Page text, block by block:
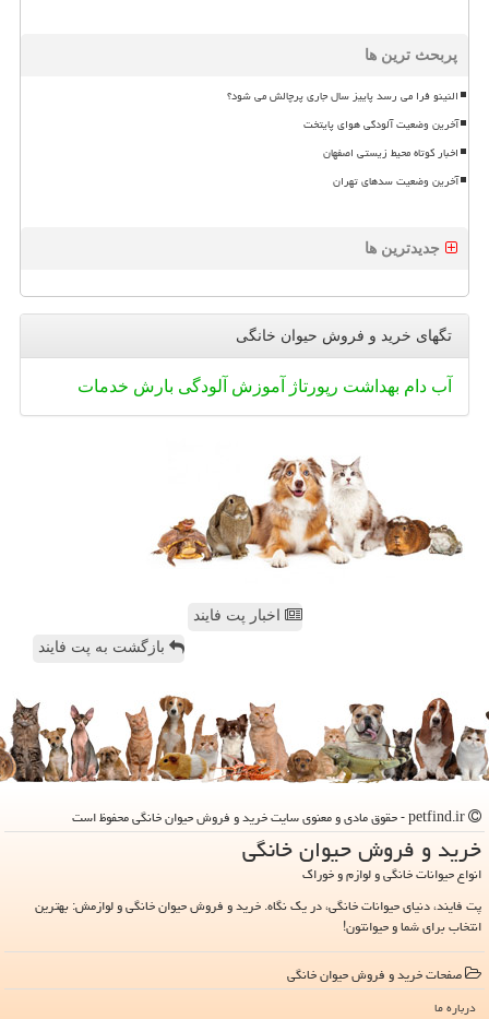
پربحث ترین ها
النینو فرا می رسد پاییز سال جاری پرچالش می شود؟
آخرین وضعیت آلودگی هوای پایتخت
اخبار کوتاه محیط زیستی اصفهان
آخرین وضعیت سدهای تهران
جدیدترین ها
تگهای خرید و فروش حیوان خانگی
آب دام بهداشت رپورتاژ آموزش آلودگی بارش خدمات
اخبار پت فایند
بازگشت به پت فایند
خرید و فروش حیوان خانگی
انواع حیوانات خانگی و لوازم و خوراک
پت فایند، دنیای حیوانات خانگی، در یک نگاه. خرید و فروش حیوان خانگی و لوازمش: بهترین
انتخاب برای شما و حیوانتون!
صفحات خرید و فروش حیوان خانگی
درباره ما